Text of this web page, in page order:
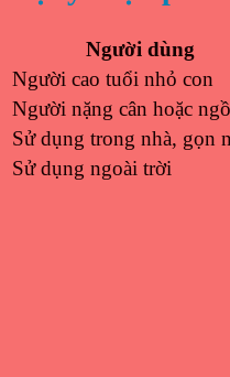
Người dùng
Người cao tuổi nhỏ con
Người nặng cân hoặc
Sử dụng trong nhà, gọn
Sử dụng ngoài trời